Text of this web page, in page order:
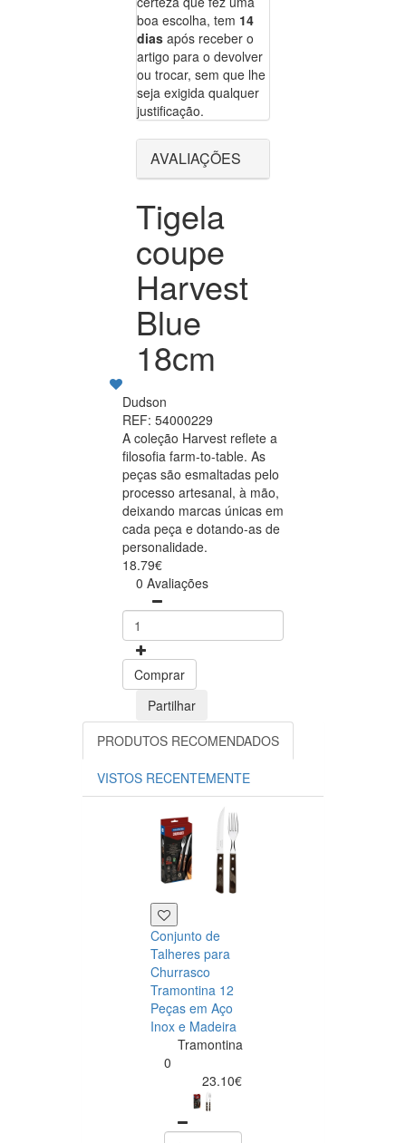
boa escolha, tem 14
dias após receber o
artigo para o devolver
ou trocar, sem que lhe
seja exigida qualquer
justificação.
AVALIAÇÕES
Tigela
coupe
Harvest
Blue
18cm
Dudson
REF: 54000229
A coleção Harvest reflete a
filosofia farm-to-table. As
peças são esmaltadas pelo
processo artesanal, à mão,
deixando marcas únicas em
cada peça e dotando-as de
personalidade.
18.79€
0 Avaliações
Comprar
Partilhar
PRODUTOS RECOMENDADOS
VISTOS RECENTEMENTE
Conjunto de
Talheres para
Churrasco
Tramontina 12
Peças em Aço
Inox e Madeira
Tramontina
0
23.10€